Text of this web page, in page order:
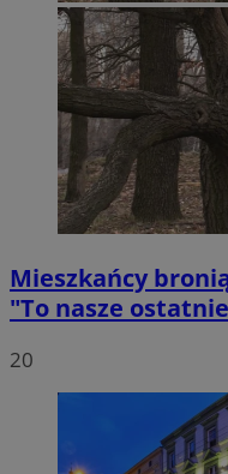
Mieszkańcy
"To nasze
20